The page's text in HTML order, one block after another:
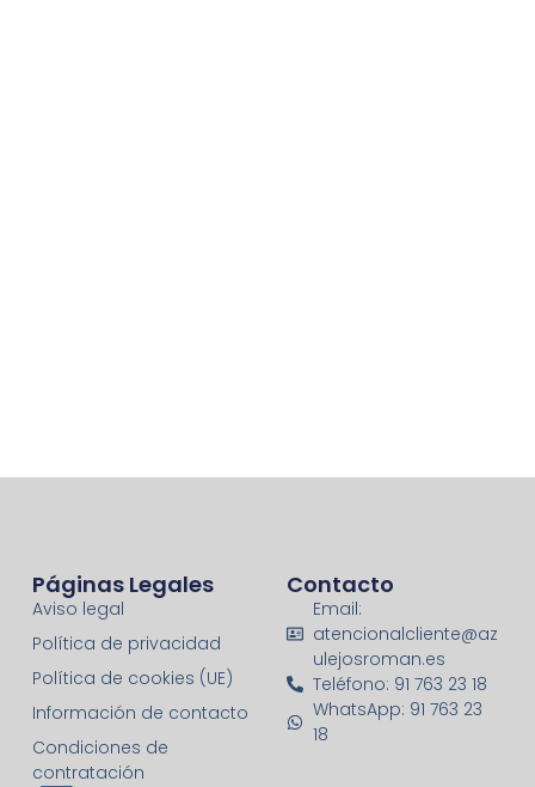
Páginas Legales
Aviso legal
Política de privacidad
Política de cookies (UE)
Información de contacto
Condiciones de
contratación
Contacto
Email:
atencionalcliente@az
ulejosroman.es
Teléfono: 91 763 23 18
WhatsApp: 91 763 23
18